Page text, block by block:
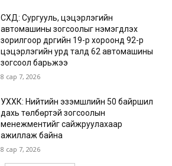
СХД: Сургууль, цэцэрлэгийн
автомашины зогсоолыг нэмэгдүүлэх
зорилгоор дүүргийн 19-р хороонд 92-р
цэцэрлэгийн урд талд 62 автомашины
зогсоол барьжээ
8 сар 7, 2026
УХХК: Нийтийн эзэмшлийн 50 байршил
дахь төлбөртэй зогсоолын
менежментийг сайжруулахаар
ажиллаж байна
8 сар 7, 2026